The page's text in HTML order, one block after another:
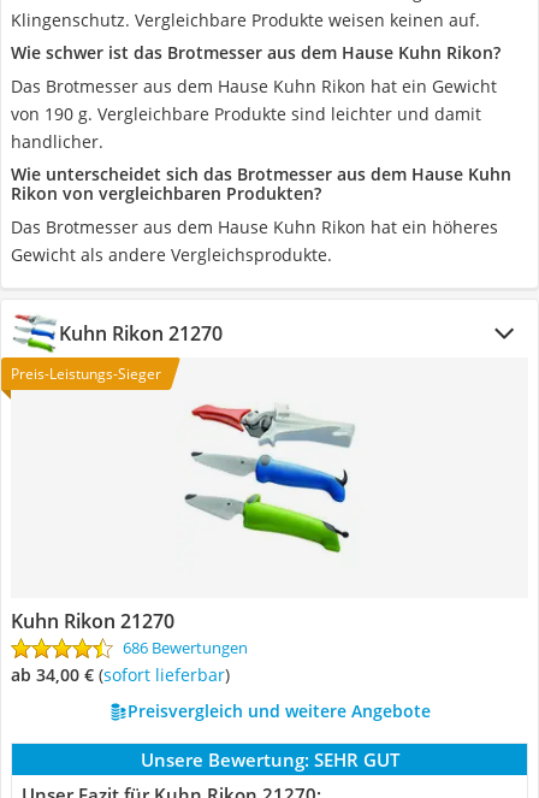
Klingenschutz. Vergleichbare Produkte weisen keinen auf.
Wie schwer ist das Brotmesser aus dem Hause Kuhn Rikon?
Das Brotmesser aus dem Hause Kuhn Rikon hat ein Gewicht
von 190 g. Vergleichbare Produkte sind leichter und damit
handlicher.
Wie unterscheidet sich das Brotmesser aus dem Hause Kuhn
Rikon von vergleichbaren Produkten?
Das Brotmesser aus dem Hause Kuhn Rikon hat ein höheres
Gewicht als andere Vergleichsprodukte.
Kuhn Rikon 21270
Preis-Leistungs-Sieger
Kuhn Rikon 21270
686 Bewertungen
ab 34,00 € ( Sofort lieferbar)
Preisvergleich und weitere Angebote
Unsere Bewertung: SEHR GUT